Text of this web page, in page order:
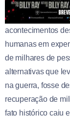
acontecimentos
humanas em
de milhares de
alternativas que
na guerra, fosse
recuperação de
fato histórico caiu